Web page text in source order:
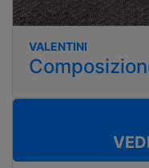
VALENTINI